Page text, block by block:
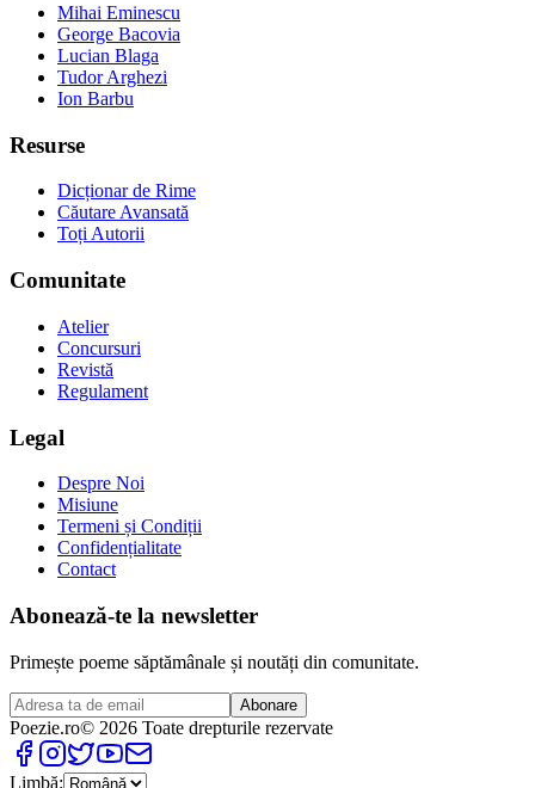
Mihai Eminescu
George Bacovia
Lucian Blaga
Tudor Arghezi
Ion Barbu
Resurse
Dicționar de Rime
Căutare Avansată
Toți Autorii
Comunitate
Atelier
Concursuri
Revistă
Regulament
Legal
Despre Noi
Misiune
Termeni și Condiții
Confidențialitate
Contact
Abonează-te la newsletter
Primește poeme săptămânale și noutăți din comunitate.
Abonare
Poezie.ro© 2026 Toate drepturile rezervate
Limbă: